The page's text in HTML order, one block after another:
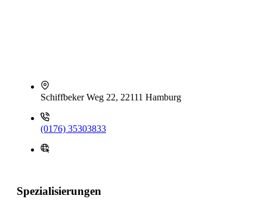
Schiffbeker Weg 22, 22111 Hamburg
(0176) 35303833
Spezialisierungen